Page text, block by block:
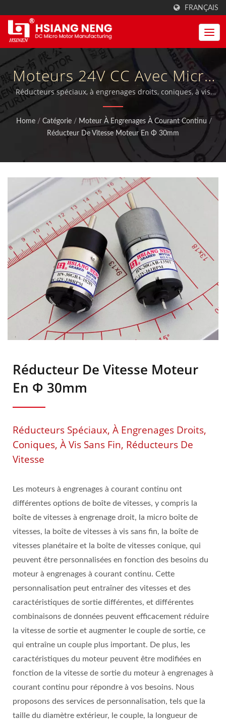
FRANÇAIS
Moteurs 24V CC Avec Micro
Boîte De Vitesses À
Engrenages OEM
Directement De L'usine De
Taiwan. | Fabricant De
Moteurs Et De Boîtes De
Vitesses À Couple Élevé |
Hsiang Neng
Réducteurs spéciaux, à engrenages droits, coniques, à vis
sans fin, réducteurs de vitesse / Moteurs à courant continu
MIT, engrenages de moteur et boîtes de vitesses avec
certification ISO 9001:2015 qualifiée, ainsi que les
certifications TUV, CE et UL.
Home / Catégorie / Moteur À Engrenages À Courant Continu /
Réducteur De Vitesse Moteur En Φ 30mm
Réducteur De Vitesse Moteur
En Φ 30mm
Réducteurs Spéciaux, À Engrenages Droits,
Coniques, À Vis Sans Fin, Réducteurs De
Vitesse
Les moteurs à engrenages à courant continu ont
différentes options de boîte de vitesses, y compris la
boîte de vitesses à engrenage droit, la micro boîte de
vitesses, la boîte de vitesses à vis sans fin, la boîte de
vitesses planétaire et la boîte de vitesses conique, qui
peuvent être personnalisées en fonction des besoins du
moteur à engrenages à courant continu. Cette
personnalisation peut entraîner des vitesses et des
caractéristiques de sortie différentes, et différentes
combinaisons de données peuvent efficacement réduire
la vitesse de sortie et augmenter le couple de sortie, ce
qui entraîne un couple plus important. De plus, les
caractéristiques du moteur peuvent être modifiées en
fonction de la vitesse de sortie du moteur à engrenages à
courant continu pour répondre à vos besoins. Nous
proposons des services de personnalisation, tels que la
taille du diamètre extérieur, le couple, la longueur de